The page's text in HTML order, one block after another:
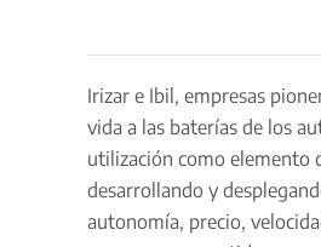
Irizar e Ibil, empresas
vida a las baterías de los
utilización como elemento
desarrollando y
autonomía, precio,